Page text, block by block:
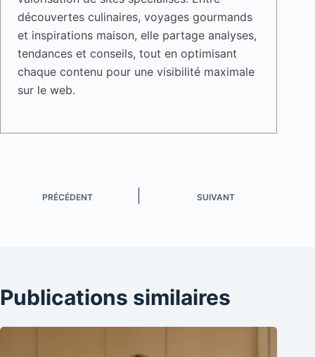
découvertes culinaires, voyages gourmands
et inspirations maison, elle partage analyses,
tendances et conseils, tout en optimisant
chaque contenu pour une visibilité maximale
sur le web.
PRÉCÉDENT SUIVANT
Publications similaires